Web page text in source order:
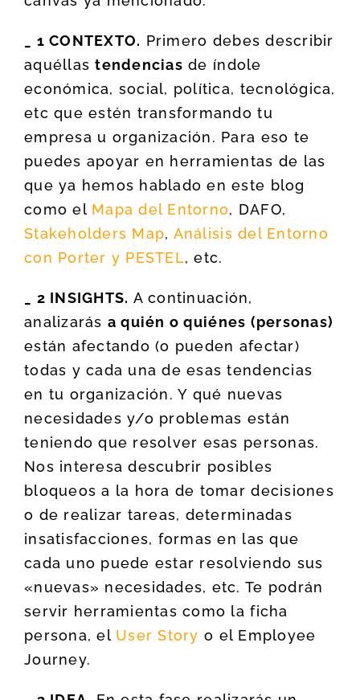
_ 1 CONTEXTO. Primero debes describir
aquéllastendencias de índole
económica, social, política, tecnológica,
etc que estén transformando tu
empresa u organización. Para eso te
puedes apoyar en herramientas de las
que ya hemos hablado en este blog
como el Mapa del Entorno, DAFO,
Stakeholders Map, Análisis del Entorno
con Porter y PESTEL, etc.
_ 2 INSIGHTS. A continuación,
analizarás a quién o quiénes (personas)
están afectando (o pueden afectar)
todas y cada una de esas tendencias
en tu organización. Y qué nuevas
necesidades y/o problemas están
teniendo que resolver esas personas.
Nos interesa descubrir posibles
bloqueos a la hora de tomar decisiones
o de realizar tareas, determinadas
insatisfacciones, formas en las que
cada uno puede estar resolviendo sus
«nuevas» necesidades, etc. Te podrán
servir herramientas como la ficha
persona, el User Story o el Employee
Journey.